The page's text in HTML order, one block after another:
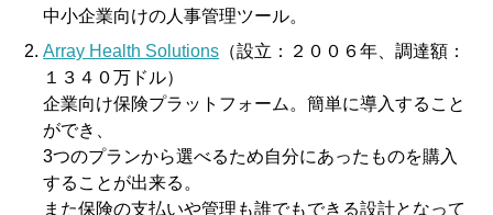
中小企業向けの人事管理ツール。
Array Health Solutions （設立：２００６年、調達額：
１３４０万ドル）
企業向け保険プラットフォーム。簡単に導入すること
ができ、
3つのプランから選べるため自分にあったものを購入
することが出来る。
また保険の支払いや管理も誰でもできる設計となって